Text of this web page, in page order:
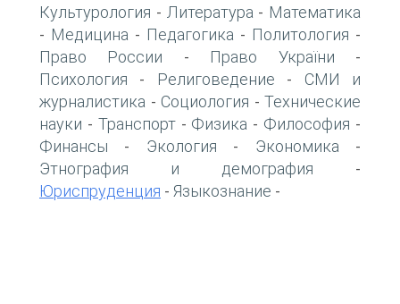
Культурология - Литература - Математика
- Медицина - Педагогика - Политология -
Право России - Право України -
Психология - Религоведение - СМИ и
журналистика - Социология - Технические
науки - Транспорт- Физика - Философия -
Финансы - Экология - Экономика -
Этнография и демография -
Юриспруденция - Языкознание -